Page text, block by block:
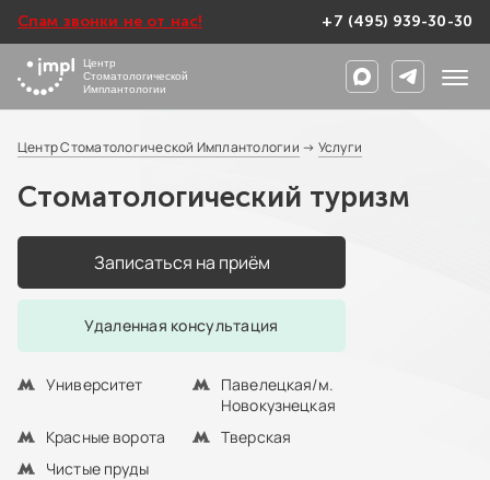
Спам звонки не от нас! +7 (495) 939-30-30
Центр
Стоматологической
Имплантологии
Центр Стоматологической Имплантологии → Услуги
Cтоматологический туризм
Записаться на приём
Удаленная консультация
Университет
Красные ворота
Чистые пруды
Павелецкая/м.
Новокузнецкая
Тверская